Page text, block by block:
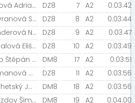
Šálová Adriana DZ8 7 A2
0:03:42
Havranová Stella DZ8 8 A2
0:03:44
Janderová Natálie [LOKO Trutnov] DZ8 9 A2
0:03:47
Plíhalová Eliška DZ8 10 A2
0:03:49
Čáp Štěpán [HSK cycling team] DM8 17 A2
0:03:51
Zemanová Bibiana [TriLion Hradec Králové] DZ8 11 A2
0:03:56
Rychetský Jakub [Solutac] DM8 18 A2
0:03:56
Drozdov Šimon [Drozďáčci] DM8 19 A2
0:04:00